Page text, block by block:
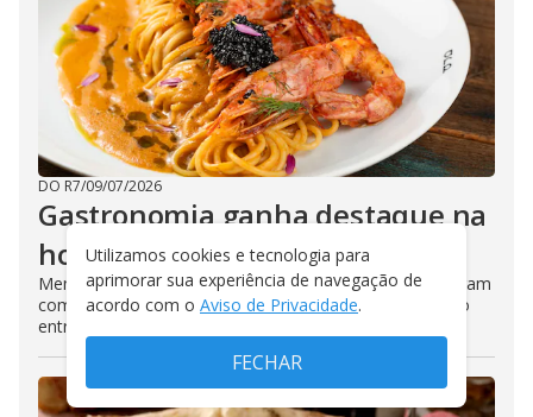
DO R7/09/07/2026
Gastronomia ganha destaque na
hotelaria nas férias
Menus assinados, festivais e pacotes com jantar mostram
como a mesa passou a ser parte estratégica da relação
entre hotel, hóspede e cidade
Utilizamos cookies e tecnologia para
aprimorar sua experiência de navegação de
acordo com o Aviso de Privacidade.
FECHAR